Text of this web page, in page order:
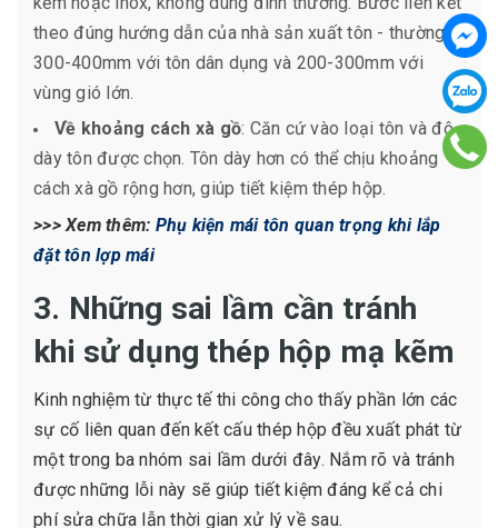
theo đúng hướng dẫn của nhà sản xuất tôn - thường
300-400mm với tôn dân dụng và 200-300mm với
vùng gió lớn.
Về khoảng cách xà gồ: Căn cứ vào loại tôn và độ
dày tôn được chọn. Tôn dày hơn có thể chịu khoảng
cách xà gồ rộng hơn, giúp tiết kiệm thép hộp.
>>> Xem thêm: Phụ kiện mái tôn quan trọng khi lắp
đặt tôn lợp mái
3. Những sai lầm cần tránh
khi sử dụng thép hộp mạ kẽm
Kinh nghiệm từ thực tế thi công cho thấy phần lớn các
sự cố liên quan đến kết cấu thép hộp đều xuất phát từ
một trong ba nhóm sai lầm dưới đây. Nắm rõ và tránh
được những lỗi này sẽ giúp tiết kiệm đáng kể cả chi
phí sửa chữa lẫn thời gian xử lý về sau.